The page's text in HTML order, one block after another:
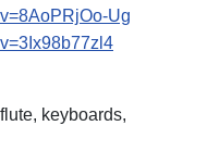
Ug
keyboards,